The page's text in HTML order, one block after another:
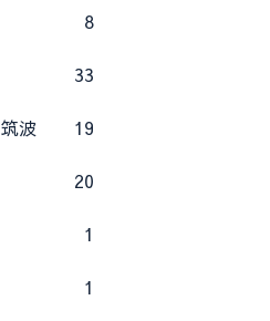
8
33
波 19
20
1
1